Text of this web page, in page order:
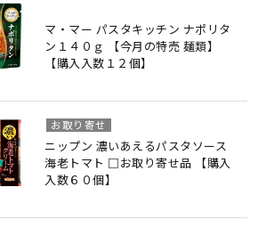
マ・マー パスタキッチン ナポリタ
ン１４０ｇ 【今月の特売 麺類】
【購入入数１２個】
ニップン 濃いあえるパスタソース
海老トマト □お取り寄せ品 【購入
入数６０個】
お取り寄せ